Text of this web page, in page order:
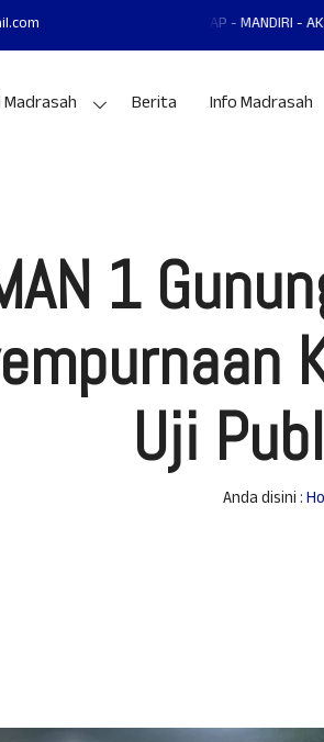
1 GUNUNGKIDUL MANTAP - MANDIRI -
Berita Info Madrasah
1
Uji
Anda disini :